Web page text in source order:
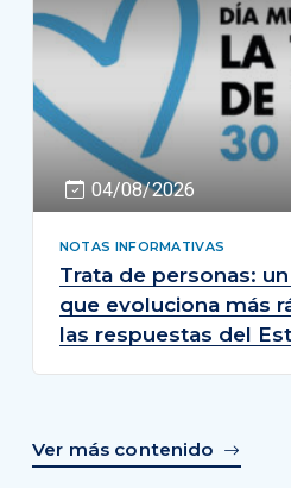
04/08/2026
NOTAS INFORMATIVAS
Trata de personas:
que evoluciona más
las respuestas del
Ver más contenido